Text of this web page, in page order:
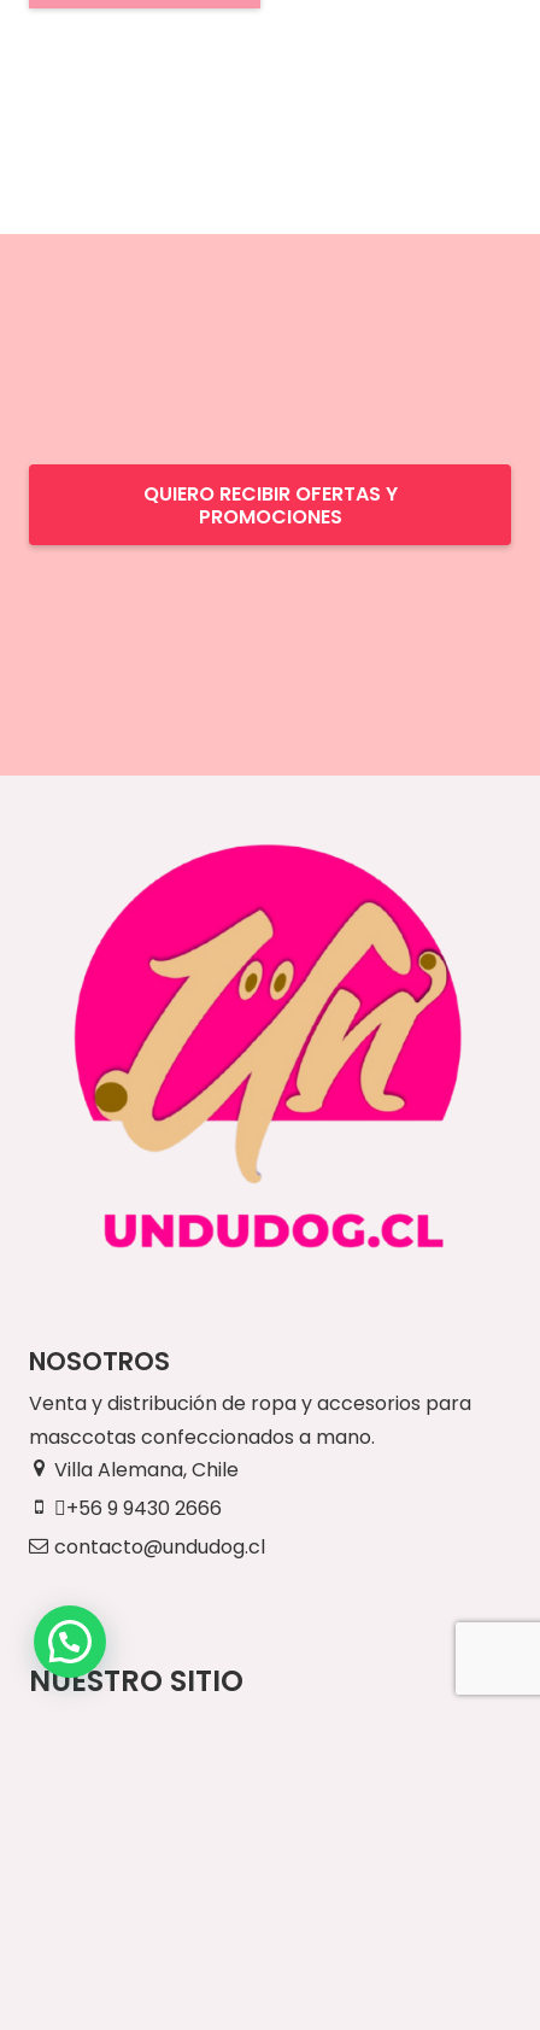
QUIERO RECIBIR OFERTAS Y
PROMOCIONES
NOSOTROS
Venta y distribución de ropa y accesorios para
masccotas confeccionados a mano.
Villa Alemana, Chile
+56 9 9430 2666
contacto@undudog.cl
NUESTRO SITIO